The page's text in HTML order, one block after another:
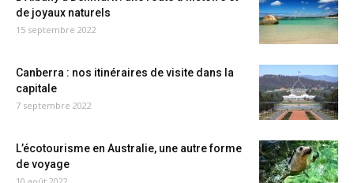
de joyaux naturels
15 septembre 2022
Canberra : nos itinéraires de visite dans la
capitale
7 septembre 2022
L’écotourisme en Australie, une autre forme
de voyage